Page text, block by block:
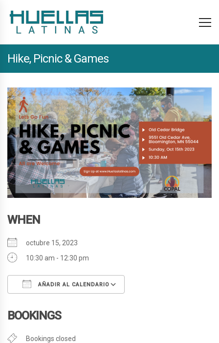
Hike, Picnic & Games
WHEN
octubre 15, 2023
10:30 am - 12:30 pm
AÑADIR AL CALENDARIO
BOOKINGS
Bookings closed